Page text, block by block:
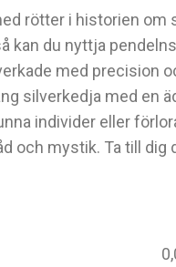
rötter i historien om
kan du nyttja
med precision
silverkedja med en
individer eller
och mystik. Ta till